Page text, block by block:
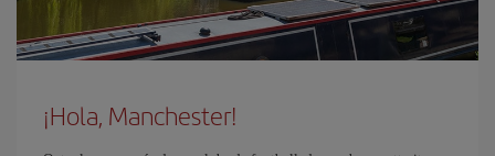
¡Hola, Manchester!